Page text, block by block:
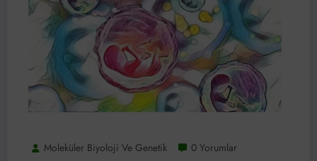
Moleküler Biyoloji Ve Genetik 0 Yorumlar